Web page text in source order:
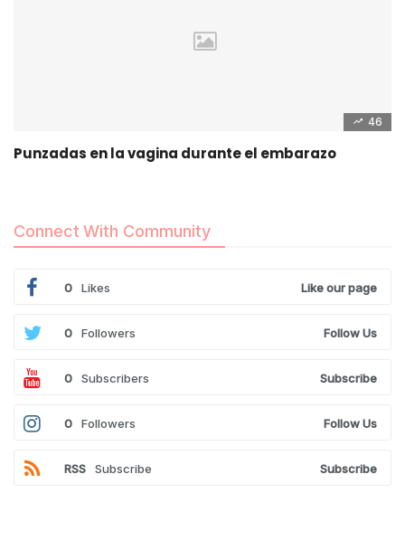
46
Punzadas en la vagina durante el embarazo
Connect With Community
0 Likes Like our page
0 Followers Follow Us
0 Subscribers Subscribe
0 Followers Follow Us
RSS Subscribe Subscribe